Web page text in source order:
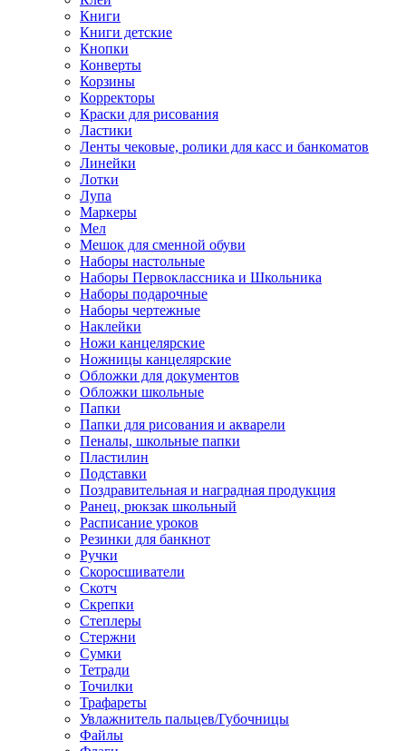
Книги
Книги детские
Кнопки
Конверты
Корзины
Корректоры
Краски для рисования
Ластики
Ленты чековые, ролики для касс и банкоматов
Линейки
Лотки
Лупа
Маркеры
Мел
Мешок для сменной обуви
Наборы настольные
Наборы Первоклассника и Школьника
Наборы подарочные
Наборы чертежные
Наклейки
Ножи канцелярские
Ножницы канцелярские
Обложки для документов
Обложки школьные
Папки
Папки для рисования и акварели
Пеналы, школьные папки
Пластилин
Подставки
Поздравительная и наградная продукция
Ранец, рюкзак школьный
Расписание уроков
Резинки для банкнот
Ручки
Скоросшиватели
Скотч
Скрепки
Степлеры
Стержни
Сумки
Тетради
Точилки
Трафареты
Увлажнитель пальцев/Губочницы
Файлы